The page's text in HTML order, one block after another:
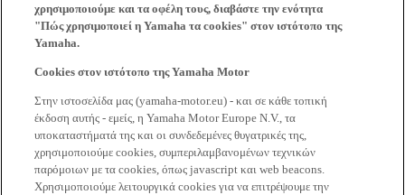
χρησιμοποιούμε και τα οφέλη τους, διαβάστε την ενότητα
"Πώς χρησιμοποιεί η Yamaha τα cookies" στον ιστότοπο της
Yamaha.
Cookies στον ιστότοπο της Yamaha Motor
Στην ιστοσελίδα μας (yamaha-motor.eu) - και σε κάθε τοπική
έκδοση αυτής - εμείς, η Yamaha Motor Europe N.V., τα
υποκαταστήματά της και οι συνδεδεμένες θυγατρικές της,
χρησιμοποιούμε cookies, συμπεριλαμβανομένων τεχνικών
παρόμοιων με τα cookies, όπως javascript και web beacons.
Χρησιμοποιούμε λειτουργικά cookies για να επιτρέψουμε την